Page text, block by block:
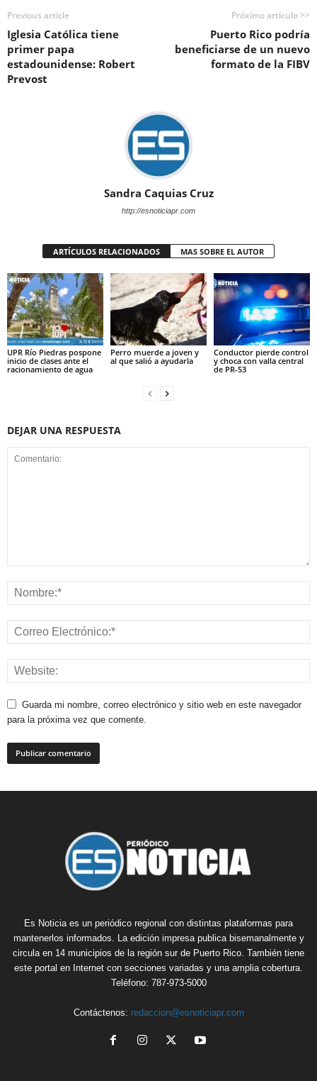
Previous article
Iglesia Católica tiene
primer papa
estadounidense: Robert
Prevost
Próximo artículo >>
Puerto Rico podría
beneficiarse de un nuevo
formato de la FIBV
Sandra Caquias Cruz
http://esnoticiapr.com
ARTÍCULOS RELACIONADOS MAS SOBRE EL AUTOR
UPR Río Piedras pospone
inicio de clases ante el
racionamiento de agua
Perro muerde a joven y
al que salió a ayudarla
Conductor pierde control
y choca con valla central
de PR-53
DEJAR UNA RESPUESTA
Guarda mi nombre, correo electrónico y sitio web en este navegador
para la próxima vez que comente.
Es Noticia es un periódico regional con distintas plataformas para
mantenerlos informados. La edición impresa publica bisemanalmente y
circula en 14 municipios de la región sur de Puerto Rico. También tiene
este portal en Internet con secciones variadas y una amplia cobertura.
Teléfono: 787-973-5000
Contáctenos: redaccion@esnoticiapr.com